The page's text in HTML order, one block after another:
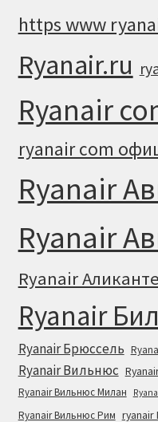
https www
Ryanair.ru
Ryanair
ryanair com
Ryanair
Ryanair
Ryanair Аликанте
Ryanair
Ryanair Брюссель
Ryanair Вильнюс
Ryanair Вильнюс Милан
Ryanair Вильнюс Рим ryanair